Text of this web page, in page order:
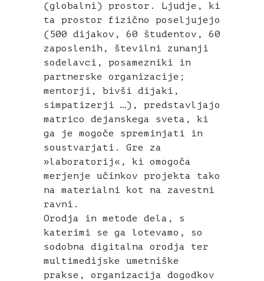
(globalni) prostor. Ljudje, ki
ta prostor fizično poseljujejo
(500 dijakov, 60 študentov, 60
zaposlenih, številni zunanji
sodelavci, posamezniki in
partnerske organizacije;
mentorji, bivši dijaki,
simpatizerji …), predstavljajo
matrico dejanskega sveta, ki
ga je mogoče spreminjati in
soustvarjati. Gre za
»laboratorij«, ki omogoča
merjenje učinkov projekta tako
na materialni kot na zavestni
ravni.
Orodja in metode dela, s
katerimi se ga lotevamo, so
sodobna digitalna orodja ter
multimedijske umetniške
prakse, organizacija dogodkov